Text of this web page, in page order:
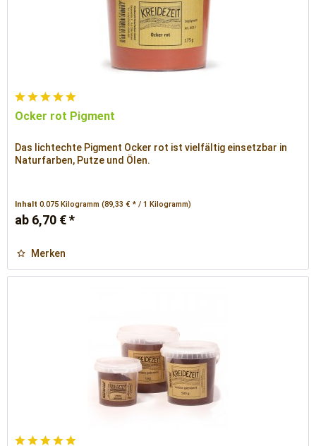
Ocker rot Pigment
Das lichtechte Pigment Ocker rot ist vielfältig einsetzbar in
Naturfarben, Putze und Ölen.
Inhalt0.075 Kilogramm(89,33 € * / 1 Kilogramm)
ab 6,70 € *
Merken